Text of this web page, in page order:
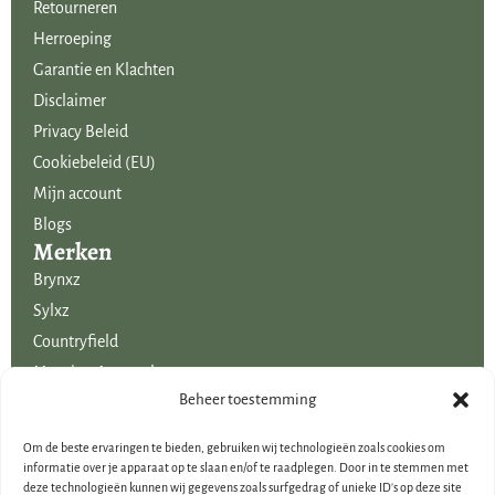
Beheer toestemming
Om de beste ervaringen te bieden, gebruiken wij technologieën zoals cookies om
informatie over je apparaat op te slaan en/of te raadplegen. Door in te stemmen met
deze technologieën kunnen wij gegevens zoals surfgedrag of unieke ID's op deze site
assortiment. Een wisselend assortiment volgens de laatste
Retourneren
Herroeping
Garantie en Klachten
Disclaimer
Privacy Beleid
Cookiebeleid (EU)
Mijn account
Blogs
Merken
Brynxz
Sylxz
Countryfield
Mansion Atmosphere
Uitgelicht voor jou!
Voordelige boeketten kunstbloemen
Woondecoraties